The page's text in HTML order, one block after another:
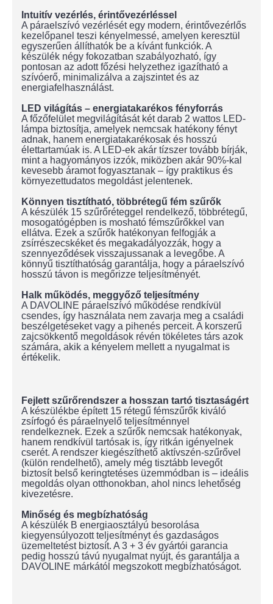
Intuitív vezérlés, érintővezérléssel
A páraelszívó vezérlését egy modern, érintővezérlős
kezelőpanel teszi kényelmessé, amelyen keresztül
egyszerűen állíthatók be a kívánt funkciók. A
készülék négy fokozatban szabályozható, így
pontosan az adott főzési helyzethez igazítható a
szívóerő, minimalizálva a zajszintet és az
energiafelhasználást.
LED világítás – energiatakarékos fényforrás
A főzőfelület megvilágítását két darab 2 wattos LED-
lámpa biztosítja, amelyek nemcsak hatékony fényt
adnak, hanem energiatakarékosak és hosszú
élettartamúak is. A LED-ek akár tízszer tovább bírják,
mint a hagyományos izzók, miközben akár 90%-kal
kevesebb áramot fogyasztanak – így praktikus és
környezettudatos megoldást jelentenek.
Könnyen tisztítható, többrétegű fém szűrők
A készülék 15 szűrőréteggel rendelkező, többrétegű,
mosogatógépben is mosható fémszűrőkkel van
ellátva. Ezek a szűrők hatékonyan felfogják a
zsírrészecskéket és megakadályozzák, hogy a
szennyeződések visszajussanak a levegőbe. A
könnyű tisztíthatóság garantálja, hogy a páraelszívó
hosszú távon is megőrizze teljesítményét.
Halk működés, meggyőző teljesítmény
A DAVOLINE páraelszívó működése rendkívül
csendes, így használata nem zavarja meg a családi
beszélgetéseket vagy a pihenés perceit. A korszerű
zajcsökkentő megoldások révén tökéletes társ azok
számára, akik a kényelem mellett a nyugalmat is
értékelik.
Fejlett szűrőrendszer a hosszan tartó tisztaságért
A készülékbe épített 15 rétegű fémszűrők kiváló
zsírfogó és páraelnyelő teljesítménnyel
rendelkeznek. Ezek a szűrők nemcsak hatékonyak,
hanem rendkívül tartósak is, így ritkán igényelnek
cserét. A rendszer kiegészíthető aktívszén-szűrővel
(külön rendelhető), amely még tisztább levegőt
biztosít belső keringtetéses üzemmódban is – ideális
megoldás olyan otthonokban, ahol nincs lehetőség
kivezetésre.
Minőség és megbízhatóság
A készülék B energiaosztályú besorolása
kiegyensúlyozott teljesítményt és gazdaságos
üzemeltetést biztosít. A 3 + 3 év gyártói garancia
pedig hosszú távú nyugalmat nyújt, és garantálja a
DAVOLINE márkától megszokott megbízhatóságot.